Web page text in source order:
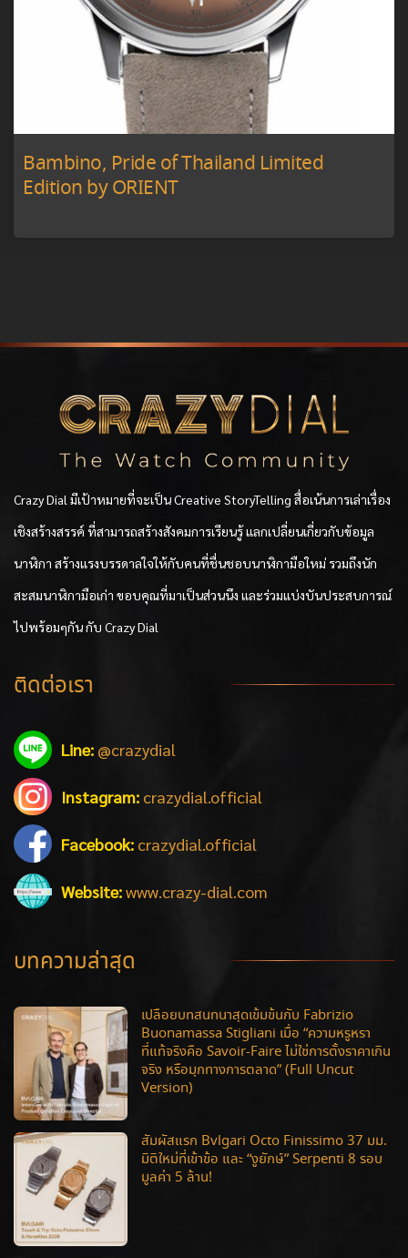
Bambino, Pride of Thailand Limited
Edition by ORIENT
Crazy Dial มีเป้าหมายที่จะเป็น Creative StoryTelling สื่อเน้นการเล่าเรื่อง
เชิงสร้างสรรค์ ที่สามารถสร้างสังคมการเรียนรู้ แลกเปลี่ยนเกี่ยวกับข้อมูล
นาฬิกา สร้างแรงบรรดาลใจให้กับคนที่ชื่นชอบนาฬิกามือใหม่ รวมถึงนัก
สะสมนาฬิกามือเก่า ขอบคุณที่มาเป็นส่วนนึง และร่วมแบ่งบันประสบการณ์
ไปพร้อมๆกัน กับ Crazy Dial
ติดต่อเรา
Line: @crazydial
Instagram: crazydial.official
Facebook: crazydial.official
Website:www.crazy-dial.com
บทความล่าสุด
เปลือยบทสนทนาสุดเข้มข้นกับ Fabrizio
Buonamassa Stigliani เมื่อ “ความหรูหรา
ที่แท้จริงคือ Savoir-Faire ไม่ใช่การตั้งราคาเกิน
จริง หรือมุกทางการตลาด” (Full Uncut
Version)
สัมผัสแรก Bvlgari Octo Finissimo 37 มม.
มิติใหม่ที่เข้าข้อ และ “งูยักษ์” Serpenti 8 รอบ
มูลค่า 5 ล้าน!